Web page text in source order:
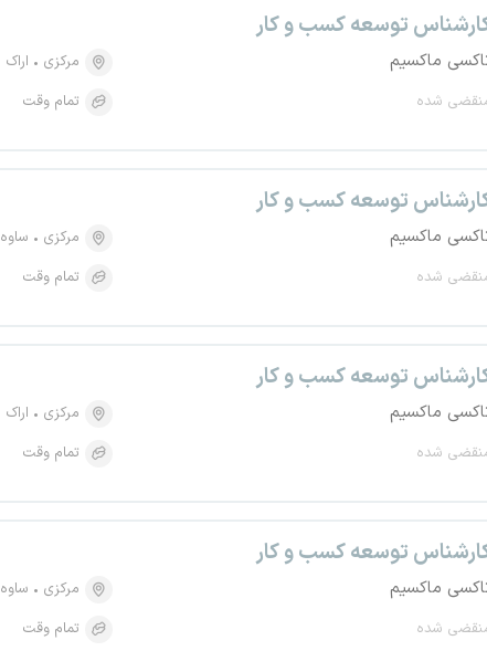
توسعه کسب و کار
ماکسیم
شده
مرکزی
اراک
تمام وقت
توسعه کسب و کار
ماکسیم
شده
مرکزی
ساوه
تمام وقت
توسعه کسب و کار
ماکسیم
شده
مرکزی
اراک
تمام وقت
توسعه کسب و کار
ماکسیم
شده
مرکزی
ساوه
تمام وقت